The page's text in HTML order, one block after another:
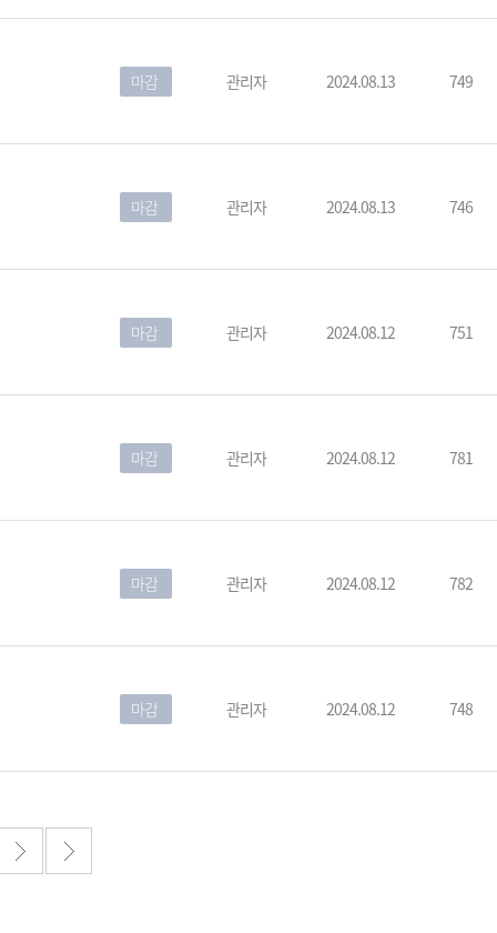
마감 관리자 2024.08.13 749
마감 관리자 2024.08.13 746
마감 관리자 2024.08.12 751
마감 관리자 2024.08.12 781
마감 관리자 2024.08.12 782
마감 관리자 2024.08.12 748
예원예술대학교 AI 상담